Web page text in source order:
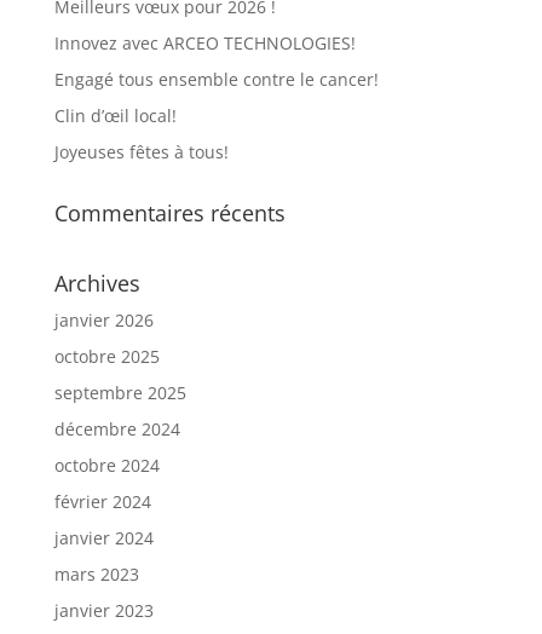
Meilleurs vœux pour 2026 !
Innovez avec ARCEO TECHNOLOGIES!
Engagé tous ensemble contre le cancer!
Clin d’œil local!
Joyeuses fêtes à tous!
Commentaires récents
Archives
janvier 2026
octobre 2025
septembre 2025
décembre 2024
octobre 2024
février 2024
janvier 2024
mars 2023
janvier 2023